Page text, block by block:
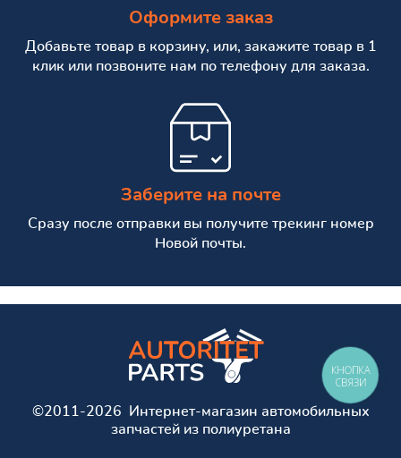
Оформите заказ
Добавьте товар в корзину, или, закажите товар в 1
клик или позвоните нам по телефону для заказа.
Заберите на почте
Сразу после отправки вы получите трекинг номер
Новой почты.
©2011-2026 Интернет-магазин автомобильных
запчастей из полиуретана
КНОПКА
СВЯЗИ